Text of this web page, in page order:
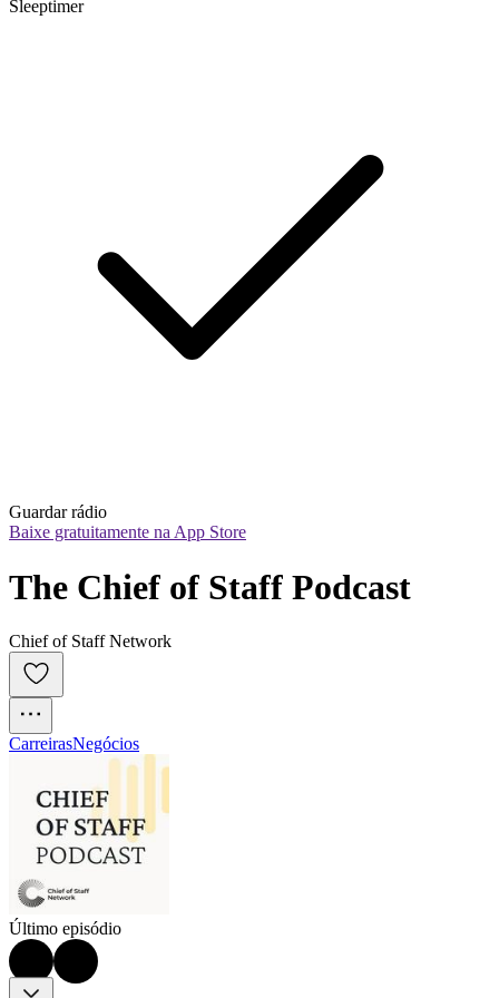
Sleeptimer
Guardar rádio
Baixe gratuitamente na App Store
The Chief of Staff Podcast
Chief of Staff Network
CarreirasNegócios
Último episódio